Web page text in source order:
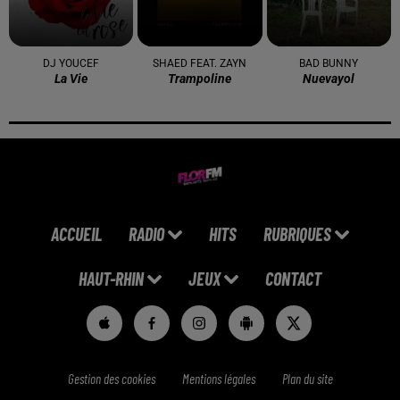
DJ YOUCEF
La Vie
SHAED FEAT. ZAYN
Trampoline
BAD BUNNY
Nuevayol
ACCUEIL RADIO HITS RUBRIQUES
HAUT-RHIN JEUX CONTACT
Gestion des cookies Mentions légales Plan du site